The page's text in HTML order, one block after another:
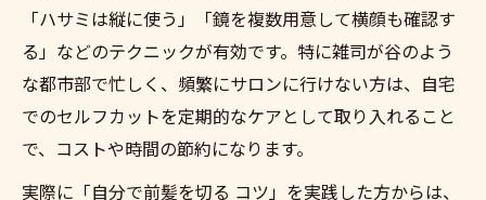
「ハサミは縦に使う」「鏡を複数用意して横顔も確認す
る」などのテクニックが有効です。特に雑司が谷のよう
な都市部で忙しく、頻繁にサロンに行けない方は、自宅
でのセルフカットを定期的なケアとして取り入れること
で、コストや時間の節約になります。
実際に「自分で前髪を切る コツ」を実践した方からは、